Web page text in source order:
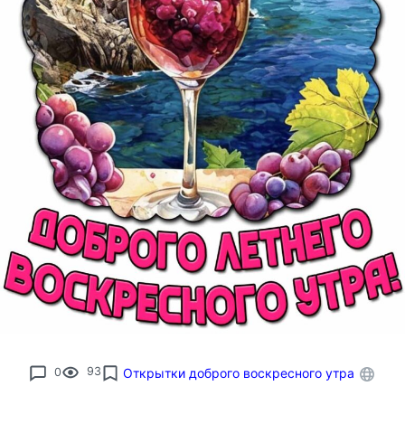
0 93 Открытки доброго воскресного утра